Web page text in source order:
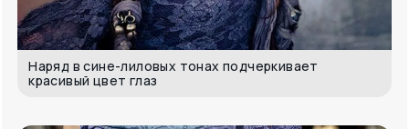
Наряд в сине-лиловых тонах подчеркивает
красивый цвет глаз